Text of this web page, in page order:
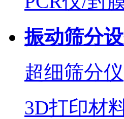
振动筛分
超细筛分仪
3D打印材